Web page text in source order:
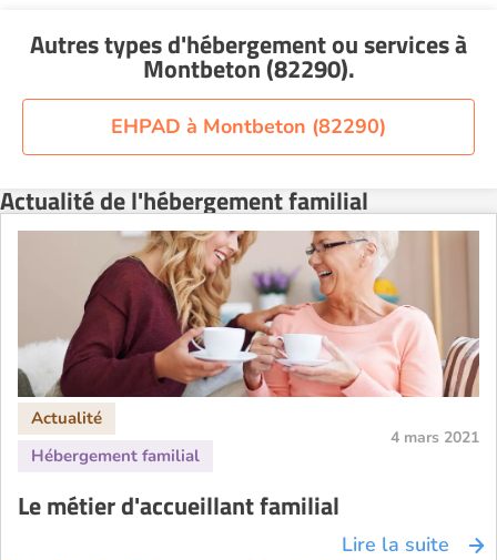
Autres types d'hébergement ou servicesà
Montbeton (82290).
EHPAD à Montbeton (82290)
Actualité de l'hébergement familial
4 mars 2021
Le métier d'accueillant familial
Lire la suite